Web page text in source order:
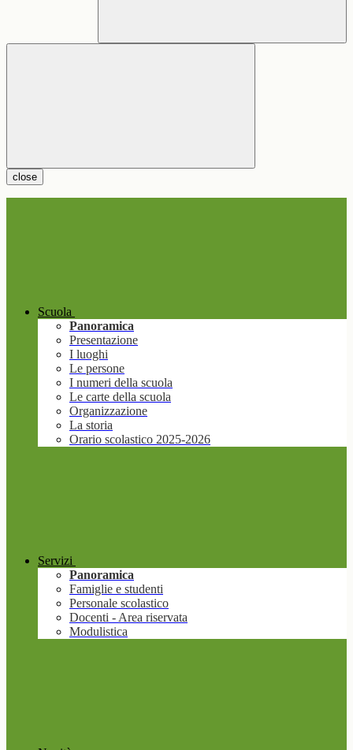
close
Scuola
Panoramica
Presentazione
I luoghi
Le persone
I numeri della scuola
Le carte della scuola
Organizzazione
La storia
Orario scolastico 2025-2026
Servizi
Panoramica
Famiglie e studenti
Personale scolastico
Docenti - Area riservata
Modulistica